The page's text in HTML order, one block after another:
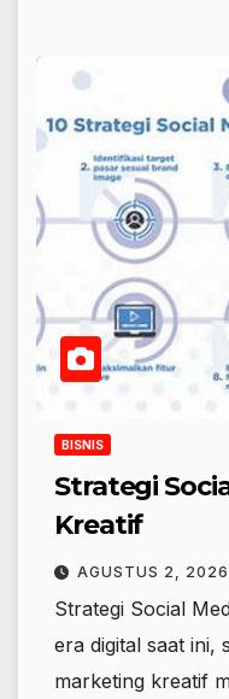
BISNIS
Strategi
Kreatif
AGUSTUS 2, 2026
Strategi Social
era digital saat ini,
marketing kreatif